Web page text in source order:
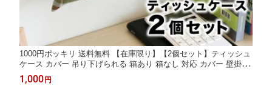
1000円ポッキリ 送料無料 【在庫限り】【2個セット】ティッシュ
ケース カバー 吊り下げられる 箱あり 箱なし 対応 カバー 壁掛け
吊り下げ 布製 サンベルム
1,000 円